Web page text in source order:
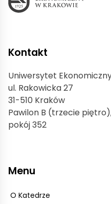
Kontakt
Uniwersytet
ul. Rakowicka 27
31-510 Kraków
Pawilon B (trzecie
pokój 352
Menu
O Katedrze